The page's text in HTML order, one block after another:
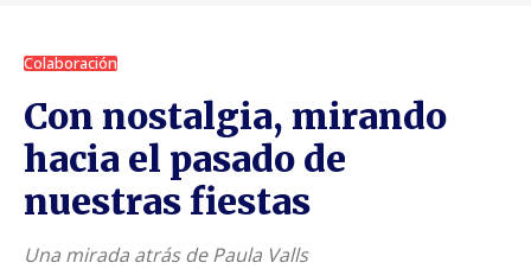
Colaboración
Con nostalgia, mirando
hacia el pasado de
nuestras fiestas
Una mirada atrás de Paula Valls